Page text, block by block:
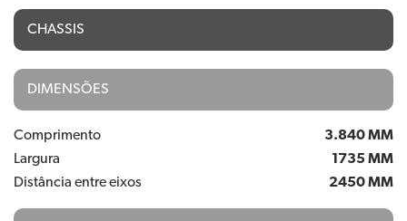
CHASSIS
DIMENSÕES
Comprimento
3.840 MM
Largura
1735 MM
Distância entre eixos
2450 MM